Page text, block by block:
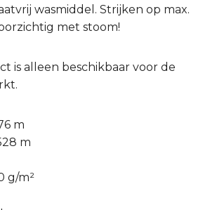
wasmiddel. Strijken op max.
met stoom!
is alleen beschikbaar voor de
m
m
g/m²